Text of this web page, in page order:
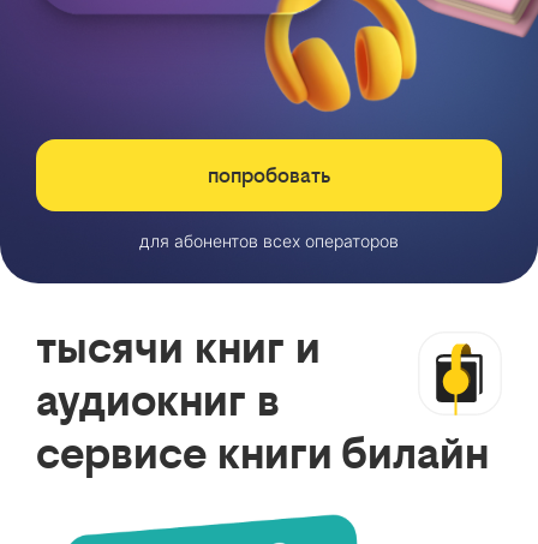
попробовать
для абонентов всех операторов
тысячи книг и
аудиокниг в
сервисе книги билайн